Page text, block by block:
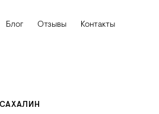
Блог Отзывы Контакты
САХАЛИН